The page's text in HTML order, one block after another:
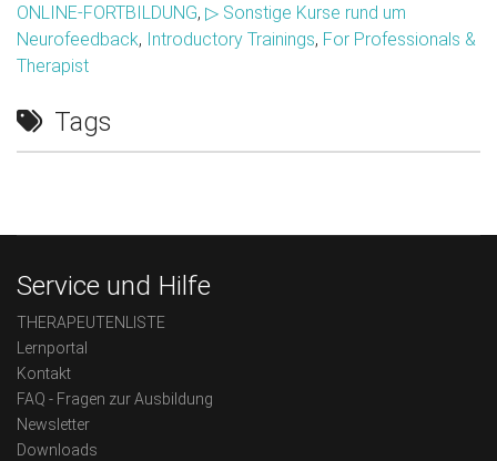
ONLINE-FORTBILDUNG, ▷ Sonstige Kurse rund um
Neurofeedback, Introductory Trainings, For Professionals &
Therapist
Tags
Service und Hilfe
THERAPEUTENLISTE
Lernportal
Kontakt
FAQ - Fragen zur Ausbildung
Newsletter
Downloads